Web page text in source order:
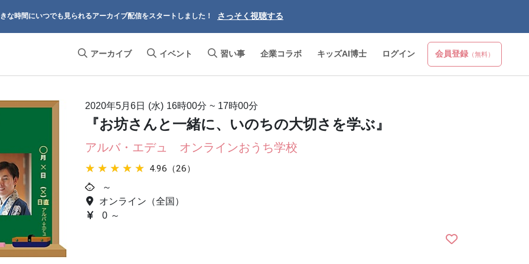
な時間にいつでも見られるアーカイブ配信をスタートしました！ さっそく視聴する
アーカイブ イベント 習い事 企業コラボ キッズAI博士 ログイン 会員登録（無料）
2020年5月6日 (水) 16時00分 ~ 17時00分
『お坊さんと一緒に、いのちの大切さを学ぶ』
アルバ・エデュ オンラインおうち学校
★★★★★
★★★★★ 4.96（26）
～
オンライン（全国）
0 ～